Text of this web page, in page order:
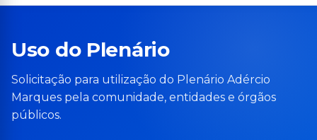
Uso do Plenário
Solicitação para utilização do Plenário Adércio
Marques pela comunidade, entidades e órgãos
públicos.